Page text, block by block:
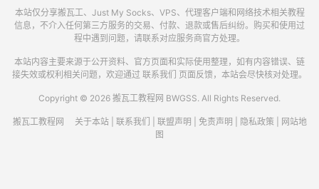
本站仅分享搬瓦工、Just My Socks、VPS、代理客户端和网络技术相关教程
信息，不介入任何第三方服务的交易、付款、退款或售后纠纷。购买和使用过
程中遇到问题，请联系对应服务商官方处理。
本站内容主要来源于公开资料、官方页面和实际使用整理，如有内容错误、链
接失效或权利相关问题，欢迎通过 联系我们 页面反馈，本站会尽快核对处理。
Copyright © 2026 搬瓦工教程网 BWGSS. All Rights Reserved.
搬瓦工教程网 关于本站| 联系我们 联盟声明 免责声明 隐私政策
网站地
图